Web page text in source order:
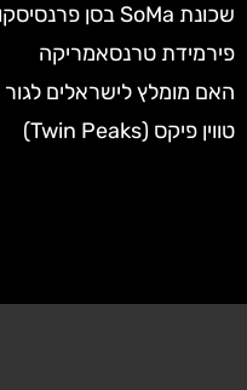
שכונת SoMa בסן פרנסיסקו
פירמידת טרנסאמריקה
האם מומלץ לישראלים
טווין פיקס (Twin Peaks)